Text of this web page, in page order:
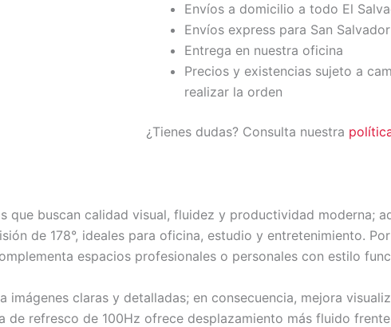
Envíos a domicilio a todo El
Envíos express para San
Entrega en nuestra oficina
Precios y existencias sujeto a
realizar la orden
¿Tienes dudas? Consulta nuestra
que buscan calidad visual, fluidez y productividad moderna;
de 178°, ideales para oficina, estudio y entretenimiento.
espacios profesionales o personales con estilo
claras y detalladas; en consecuencia, mejora
refresco de 100Hz ofrece desplazamiento más fluido